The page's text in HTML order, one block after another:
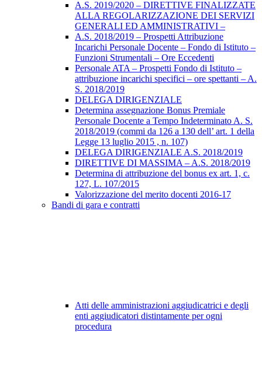
A.S. 2019/2020 – DIRETTIVE FINALIZZATE
ALLA REGOLARIZZAZIONE DEI SERVIZI
GENERALI ED AMMINISTRATIVI –
A.S. 2018/2019 – Prospetti Attribuzione
Incarichi Personale Docente – Fondo di Istituto –
Funzioni Strumentali – Ore Eccedenti
Personale ATA – Prospetti Fondo di Istituto –
attribuzione incarichi specifici – ore spettanti – A.
S. 2018/2019
DELEGA DIRIGENZIALE
Determina assegnazione Bonus Premiale
Personale Docente a Tempo Indeterminato A. S.
2018/2019 (commi da 126 a 130 dell’ art. 1 della
Legge 13 luglio 2015 , n. 107)
DELEGA DIRIGENZIALE A.S. 2018/2019
DIRETTIVE DI MASSIMA – A.S. 2018/2019
Determina di attribuzione del bonus ex art. 1, c.
127, L. 107/2015
Valorizzazione del merito docenti 2016-17
Bandi di gara e contratti
Atti delle amministrazioni aggiudicatrici e degli
enti aggiudicatori distintamente per ogni
procedura